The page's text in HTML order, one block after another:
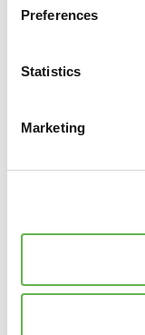
Preferences
Statistics
Marketing
Email
Sito Web